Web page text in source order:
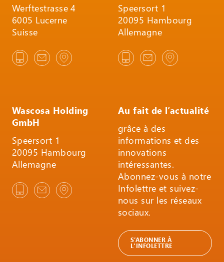
Werftestrasse 4
6005 Lucerne
Suisse
Speersort 1
20095 Hambourg
Allemagne
Wascosa Holding
GmbH
Speersort 1
20095 Hambourg
Allemagne
Au fait de l’actualité
grâce à des
informations et des
innovations
intéressantes.
Abonnez-vous à notre
Infolettre et suivez-
nous sur les réseaux
sociaux.
S’ABONNER À
L'INFOLETTRE